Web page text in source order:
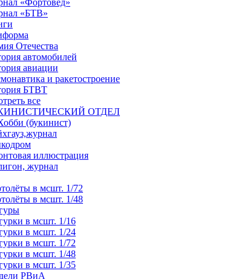
«Фортовед»
«БТВ»
Отечества
автомобилей
авиации
и ракетостроение
БТВТ
все
ОТДЕЛ
(букинист)
иллюстрация
журнал
в мсшт. 1/72
в мсшт. 1/48
в мсшт. 1/16
в мсшт. 1/24
в мсшт. 1/72
в мсшт. 1/48
в мсшт. 1/35
РВиА